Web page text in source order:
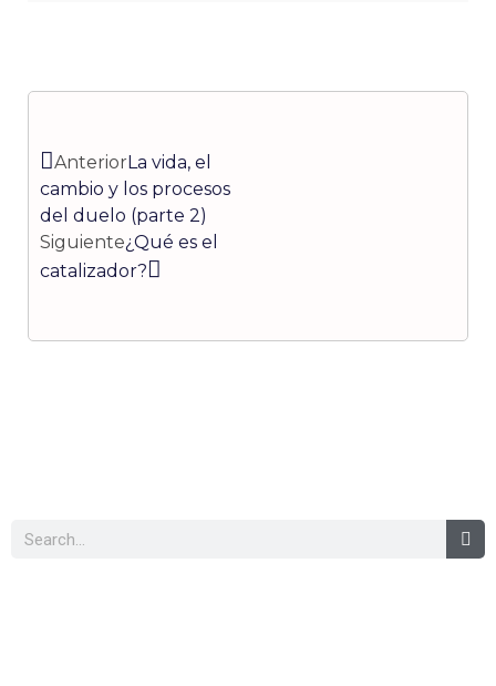
Anterior La vida, el
cambio y los procesos
del duelo (parte 2)
Siguiente¿Qué es el
catalizador?
Buscar